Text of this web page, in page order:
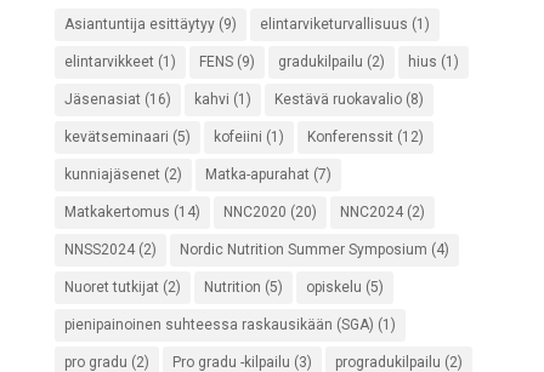
Asiantuntija esittäytyy(9) elintarviketurvallisuus (1)
elintarvikkeet (1) FENS(9) gradukilpailu (2) hius (1)
Jäsenasiat (16) kahvi (1) Kestävä ruokavalio(8)
kevätseminaari (5) kofeiini (1) Konferenssit (12)
kunniajäsenet (2) Matka-apurahat (7)
Matkakertomus (14) NNC2020 (20) NNC2024(2)
NNSS2024(2) Nordic Nutrition Summer Symposium (4)
Nuoret tutkijat (2) Nutrition (5) opiskelu (5)
pienipainoinen suhteessa raskausikään (SGA) (1)
pro gradu (2) Pro gradu -kilpailu (3) progradukilpailu (2)